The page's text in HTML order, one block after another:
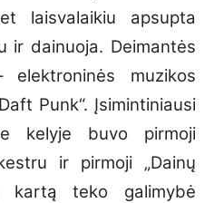
laisvalaikiu apsupta
ir dainuoja. Deimantės
elektroninės muzikos
Punk“. Įsimintiniausi
kelyje buvo pirmoji
ir pirmoji „Dainų
kartą teko galimybė